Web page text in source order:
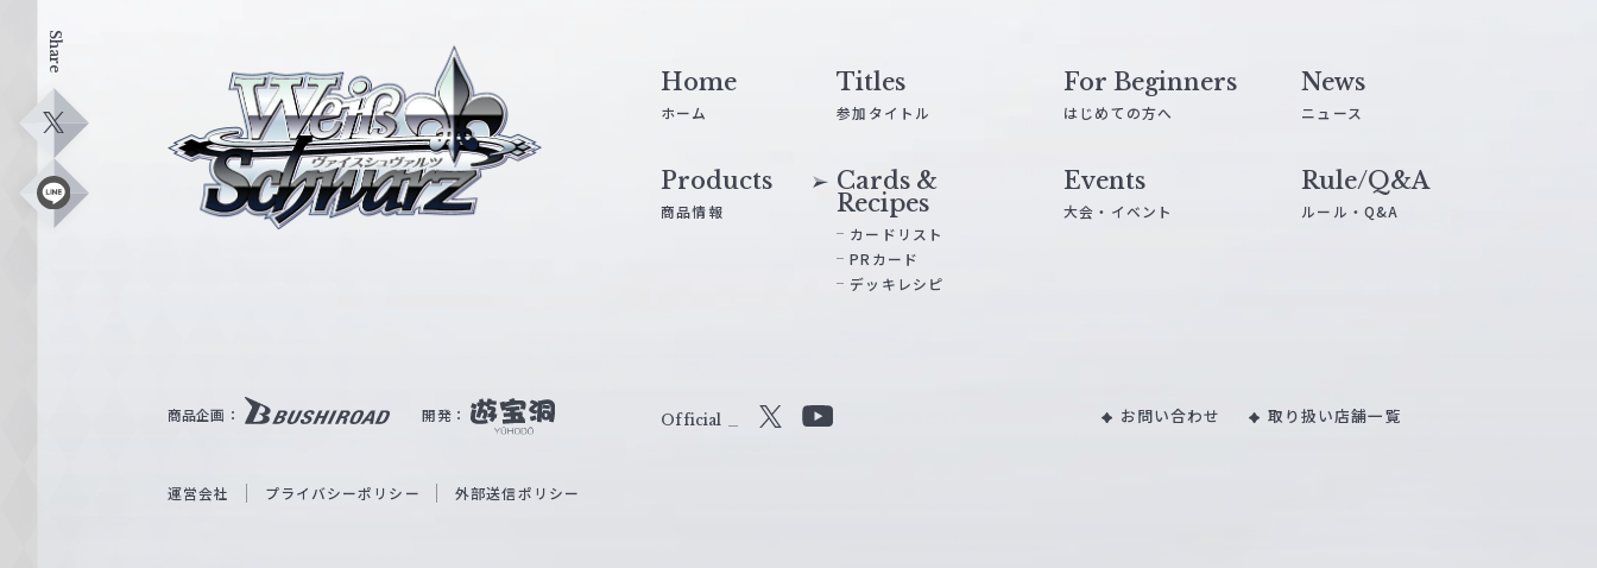
Share
X
L
ス
W
i
Home
ホーム
Titles
参加タイトル
For Beginners
はじめての方へ
News
ニュース
Products
商品情報
Cards &
Recipes
カードリスト
PRカード
デッキレシピ
Events
大会・イベント
Rule/Q&A
ルール・Q&A
商品企画： 開発： Official
Y
お問い合わせ 取り扱い店舗一覧
運営会社 プライバシーポリシー 外部送信ポリシー